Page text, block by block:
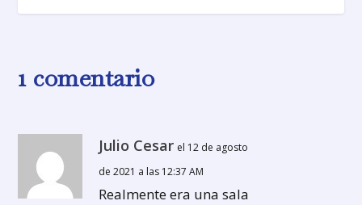
1 comentario
Julio Cesar el 12 de agosto
de 2021 a las 12:37 AM
Realmente era una sala